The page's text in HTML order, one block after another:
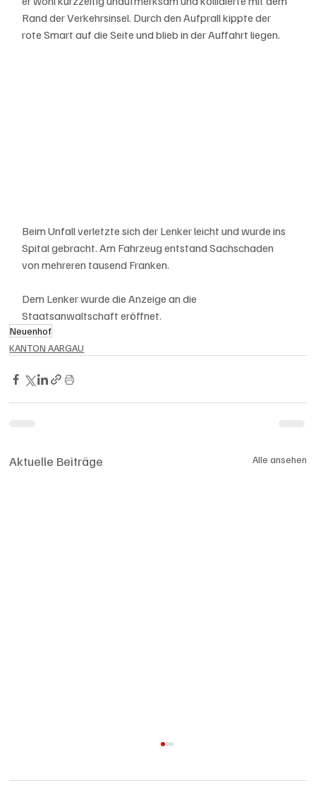
Rand der Verkehrsinsel. Durch den Aufprall kippte der
rote Smart auf die Seite und blieb in der Auffahrt liegen.
Beim Unfall verletzte sich der Lenker leicht und wurde ins
Spital gebracht. Am Fahrzeug entstand Sachschaden
von mehreren tausend Franken.
Dem Lenker wurde die Anzeige an die
Staatsanwaltschaft eröffnet.
Neuenhof
KANTON AARGAU
Aktuelle Beiträge Alle ansehen